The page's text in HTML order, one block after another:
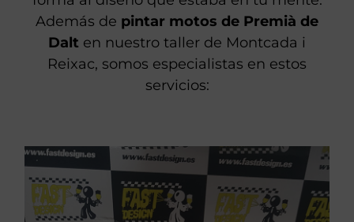
Cada día en nuestro taller convertimos en
realidad el sueño de los clientes, damos
forma al diseño que estaba en tu mente.
Reixac, somos especialistas en estos
servicios: